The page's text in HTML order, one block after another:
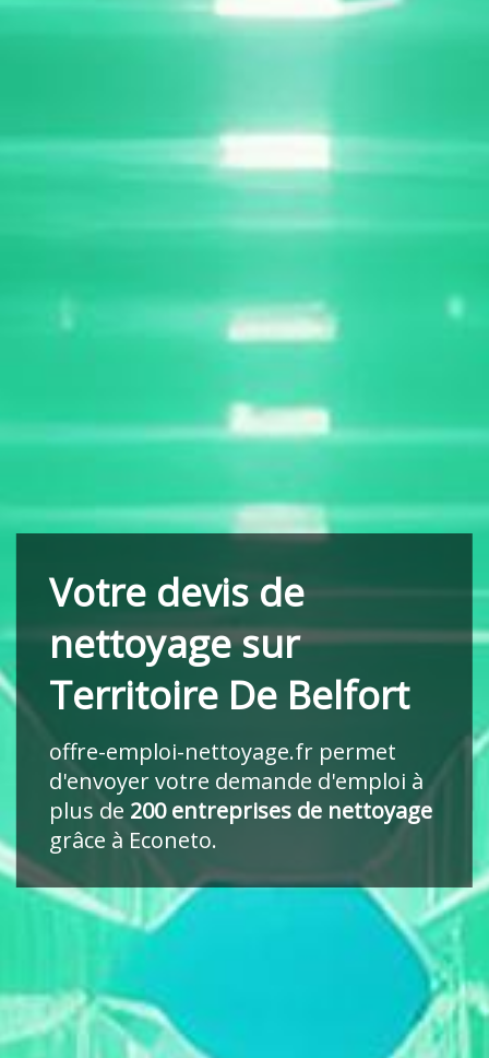
Votre devis de
nettoyage sur
Territoire De Belfort
offre-emploi-nettoyage.frpermet
d'envoyer votre demande d'emploi à
plus de 200 entreprises de nettoyage
grâce à Econeto.